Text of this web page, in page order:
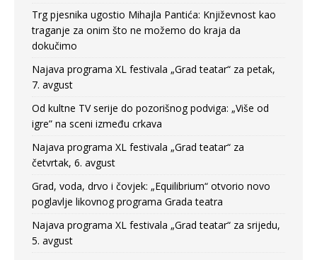
Trg pjesnika ugostio Mihajla Pantića: Književnost kao
traganje za onim što ne možemo do kraja da
dokučimo
Najava programa XL festivala „Grad teatar“ za petak,
7. avgust
Od kultne TV serije do pozorišnog podviga: „Više od
igre” na sceni između crkava
Najava programa XL festivala „Grad teatar“ za
četvrtak, 6. avgust
Grad, voda, drvo i čovjek: „Equilibrium“ otvorio novo
poglavlje likovnog programa Grada teatra
Najava programa XL festivala „Grad teatar“ za srijedu,
5. avgust